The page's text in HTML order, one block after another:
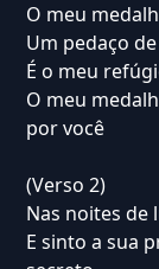
O meu
Um pedaço
É o meu
O meu
por você
(Verso 2)
Nas noites de
E sinto a sua